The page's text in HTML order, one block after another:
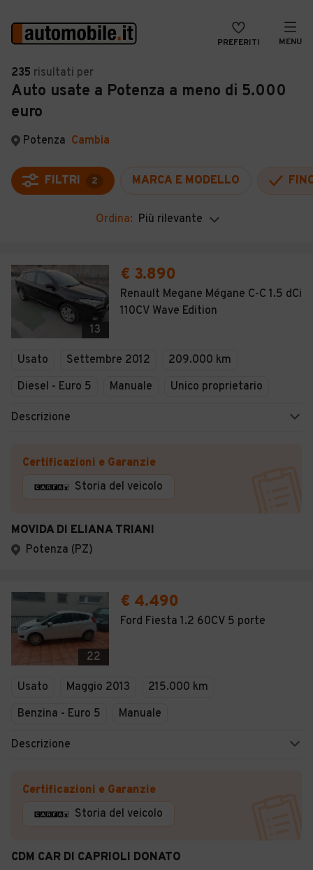
PREFERITI MENU
Auto
Auto Km 0
Auto Nuove
Moto
Camper
Veicoli Commerciali
VENDI
MAGAZINE
ACCEDI
235 risultati per
Auto usate a Potenza a meno di 5.000
euro
Potenza Cambia
FILTRI 2 MARCA E MODELLO
Ordina: Più rilevante
13
€ 3.890
Renault Megane Mégane C-C 1.5 dCi
110CV Wave Edition
Usato Settembre 2012
209.000 km
Diesel - Euro 5
Manuale Unico proprietario
Descrizione
Certificazioni e Garanzie
Storia del veicolo
MOVIDA DI ELIANA TRIANI
Potenza (PZ)
22
€ 4.490
Ford Fiesta 1.2 60CV 5 porte
Usato Maggio 2013
215.000 km
Benzina - Euro 5
Manuale
Descrizione
Certificazioni e Garanzie
Storia del veicolo
CDM CAR DI CAPRIOLI DONATO